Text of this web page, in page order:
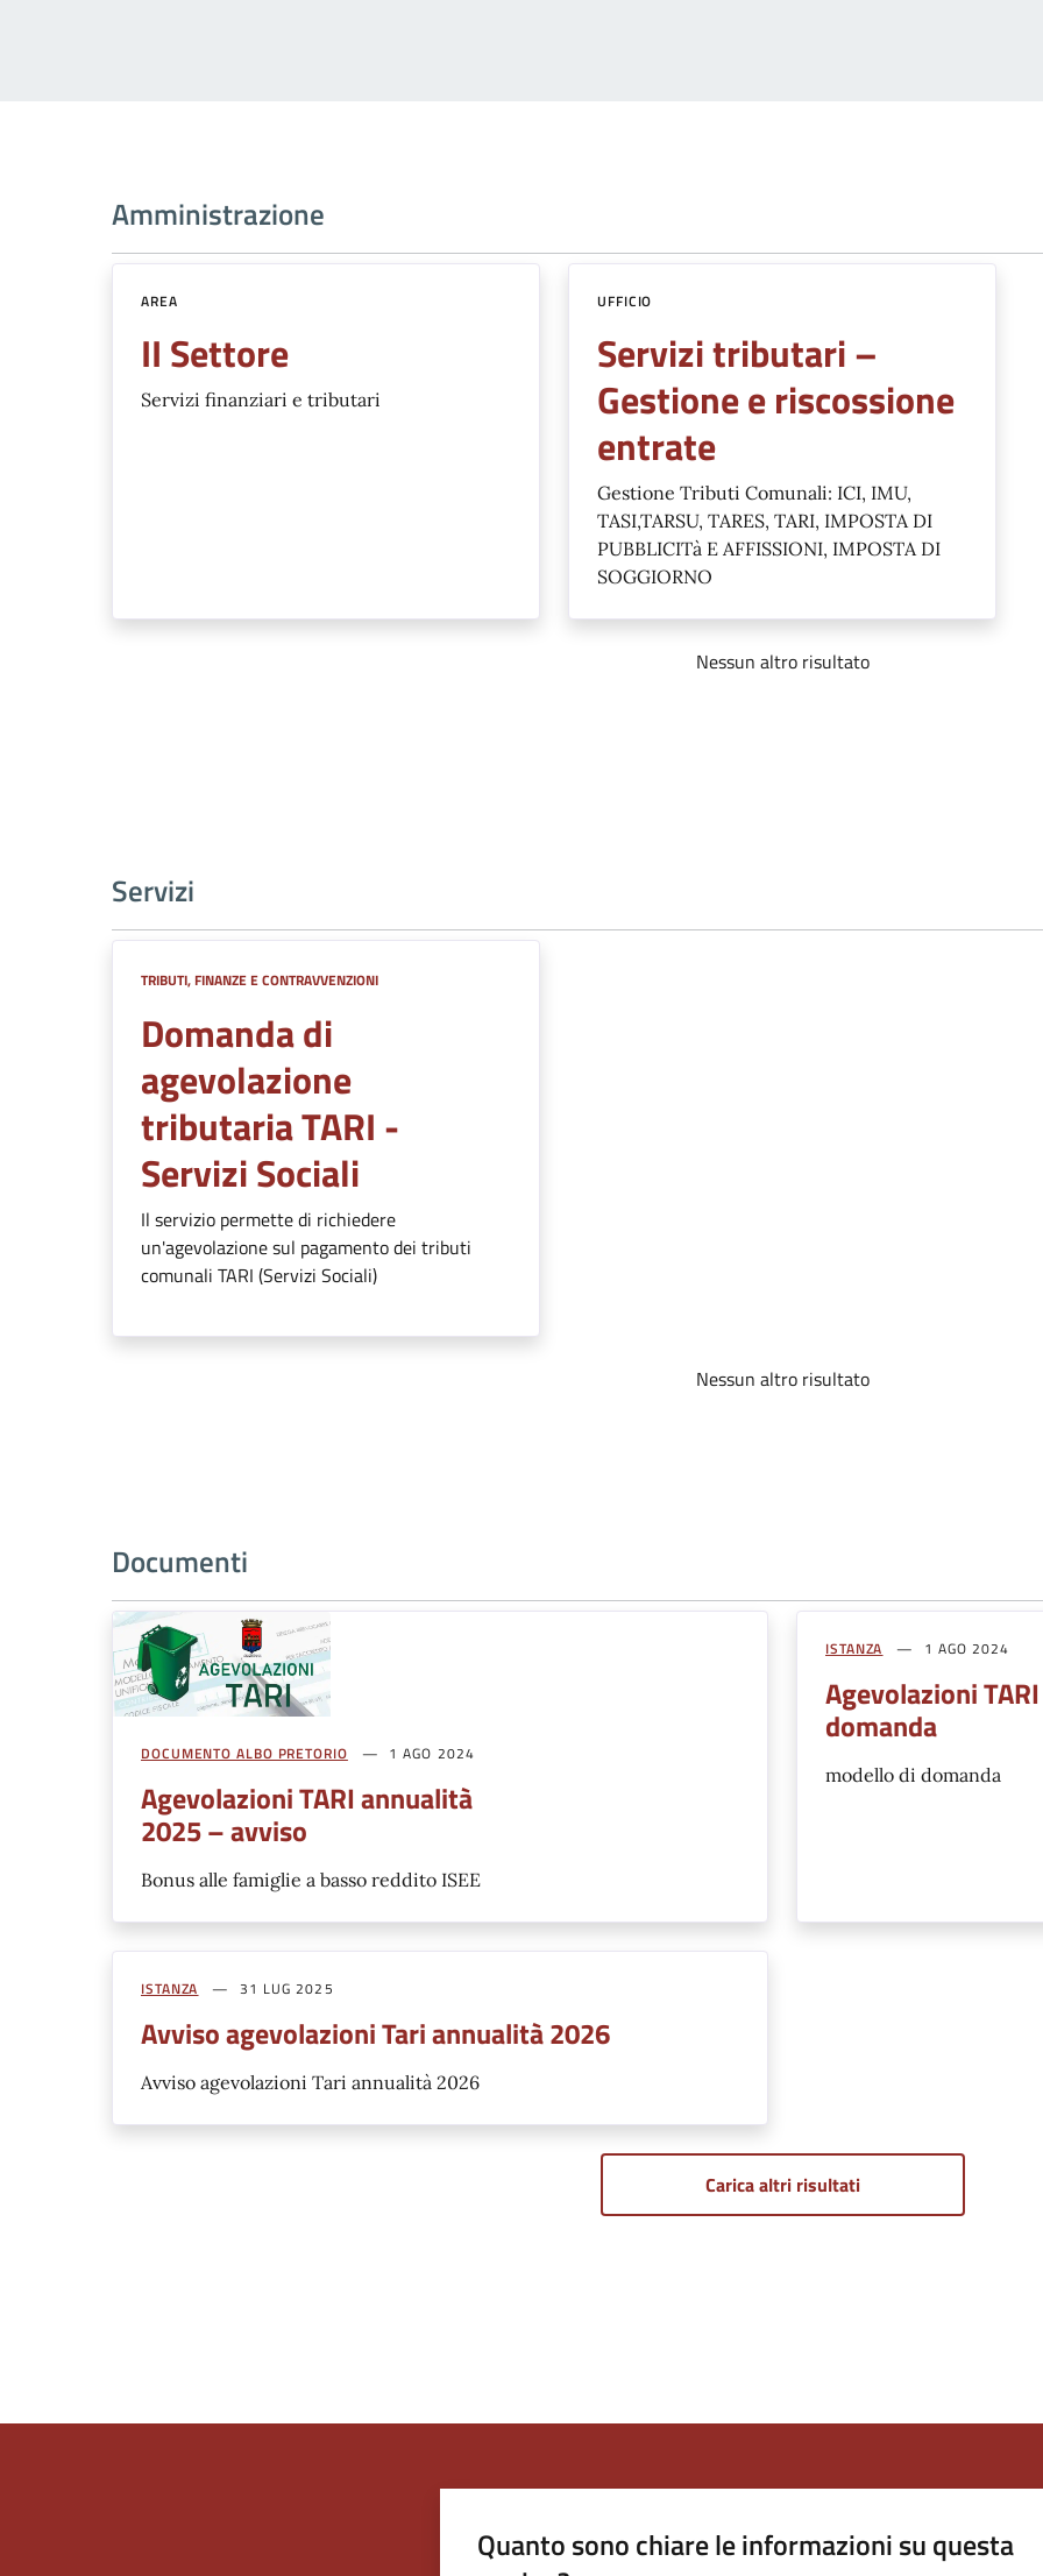
Amministrazione
AREA
II Settore
Servizi finanziari e tributari
UFFICIO
Servizi tributari –
Gestione e riscossione
entrate
Gestione Tributi Comunali: ICI, IMU,
TASI,TARSU, TARES, TARI, IMPOSTA DI
PUBBLICITà E AFFISSIONI, IMPOSTA DI
SOGGIORNO
Nessun altro risultato
Servizi
TRIBUTI, FINANZE E CONTRAVVENZIONI
Domanda di
agevolazione
tributaria TARI -
Servizi Sociali
Il servizio permette di richiedere
un'agevolazione sul pagamento dei tributi
comunali TARI (Servizi Sociali)
Nessun altro risultato
Documenti
DOCUMENTO ALBO PRETORIO 1 AGO 2024
Agevolazioni TARI annualità
2025 – avviso
Bonus alle famiglie a basso reddito ISEE
ISTANZA 1 AGO 2024
Agevolazioni
domanda
modello di domanda
ISTANZA 31 LUG 2025
Avviso agevolazioni Tari annualità 2026
Avviso agevolazioni Tari annualità 2026
Carica altri risultati
Quanto sono chiare le informazioni su questa